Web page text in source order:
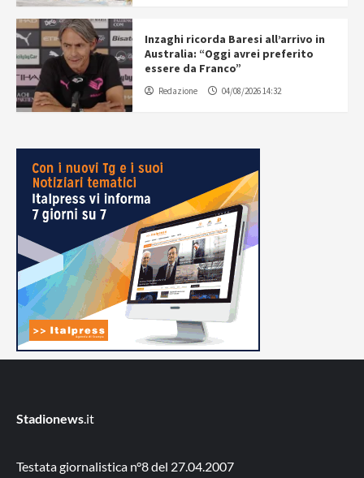
Inzaghi ricorda Baresi all’arrivo in
Australia: “Oggi avrei preferito
essere da Franco”
Redazione 04/08/2026 14:32
Stadionews.it
Testata giornalistica n°8 del 27.04.2007